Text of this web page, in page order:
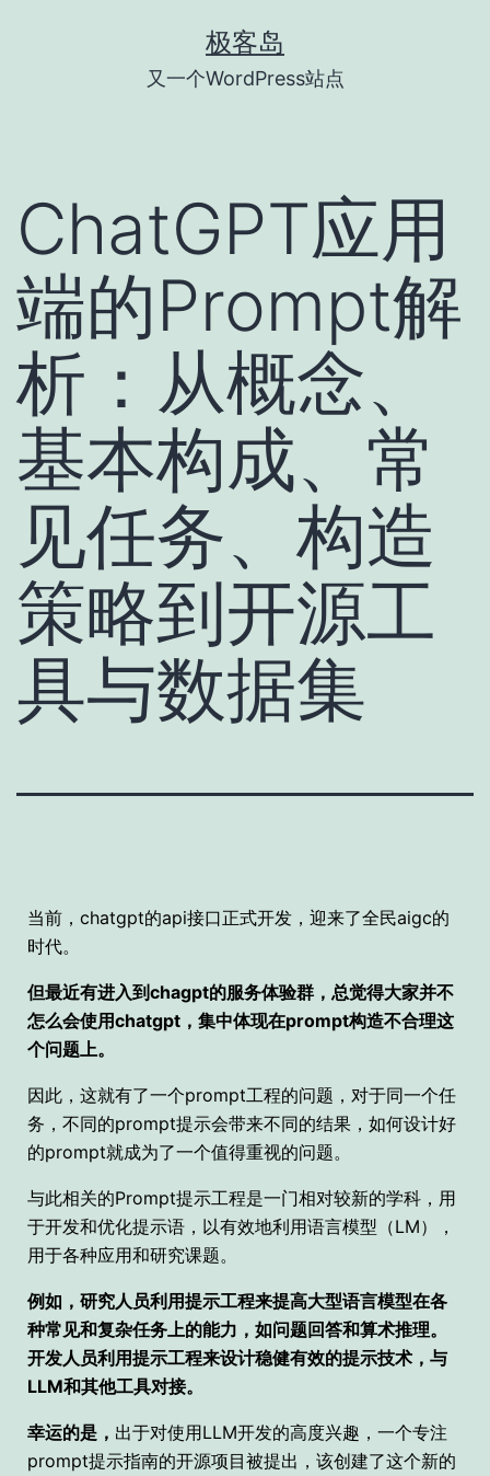
极客岛
又一个WordPress站点
ChatGPT应用
端的Prompt解
析：从概念、
基本构成、常
见任务、构造
策略到开源工
具与数据集
当前，chatgpt的api接口正式开发，迎来了全民aigc的
时代。
但最近有进入到chagpt的服务体验群，总觉得大家并不
怎么会使用chatgpt，集中体现在prompt构造不合理这
个问题上。
因此，这就有了一个prompt工程的问题，对于同一个任
务，不同的prompt提示会带来不同的结果，如何设计好
的prompt就成为了一个值得重视的问题。
与此相关的Prompt提示工程是一门相对较新的学科，用
于开发和优化提示语，以有效地利用语言模型（LM），
用于各种应用和研究课题。
例如，研究人员利用提示工程来提高大型语言模型在各
种常见和复杂任务上的能力，如问题回答和算术推理。
开发人员利用提示工程来设计稳健有效的提示技术，与
LLM和其他工具对接。
幸运的是， 出于对使用LLM开发的高度兴趣，一个专注
prompt提示指南的开源项目被提出，该创建了这个新的